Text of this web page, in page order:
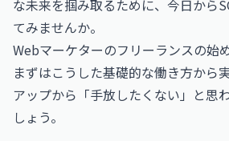
な未来を掴み取るために、今日から
てみませんか。
Webマーケターのフリーランスの始
まずはこうした基礎的な働き方から
アップから「手放したくない」と思
しょう。